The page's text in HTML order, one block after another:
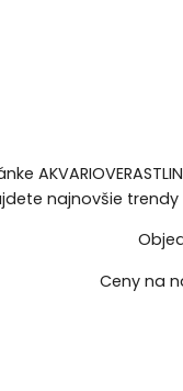
najnovšie
Ceny na